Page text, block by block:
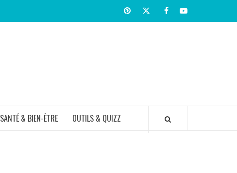
PinterestTwitter facebookYoutube
SANTÉ & BIEN-ÊTRE OUTILS & QUIZZ